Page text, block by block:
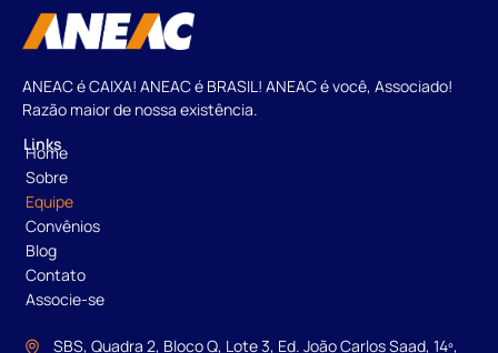
ANEAC é CAIXA! ANEAC é BRASIL! ANEAC é você, Associado!
Razão maior de nossa existência.
Links
Home
Sobre
Equipe
Convênios
Blog
Contato
Associe-se
SBS, Quadra 2, Bloco Q, Lote 3, Ed. João Carlos Saad, 14º,